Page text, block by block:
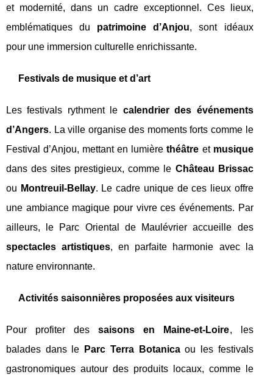
et modernité, dans un cadre exceptionnel. Ces lieux,
emblématiques du patrimoine d’Anjou, sont idéaux
pour une immersion culturelle enrichissante.
Festivals de musique et d’art
Les festivals rythment le calendrier des événements
d’Angers. La ville organise des moments forts comme le
Festival d’Anjou, mettant en lumièrethéâtre et musique
dans des sites prestigieux, comme le Château Brissac
ou Montreuil-Bellay. Le cadre unique de ces lieux offre
une ambiance magique pour vivre ces événements. Par
ailleurs, le Parc Oriental de Maulévrier accueille des
spectacles artistiques, en parfaite harmonie avec la
nature environnante.
Activités saisonnières proposées aux visiteurs
Pour profiter dessaisons en Maine-et-Loire, les
balades dans le
Parc Terra Botanicaou les festivals
gastronomiques autour des produits locaux, comme le